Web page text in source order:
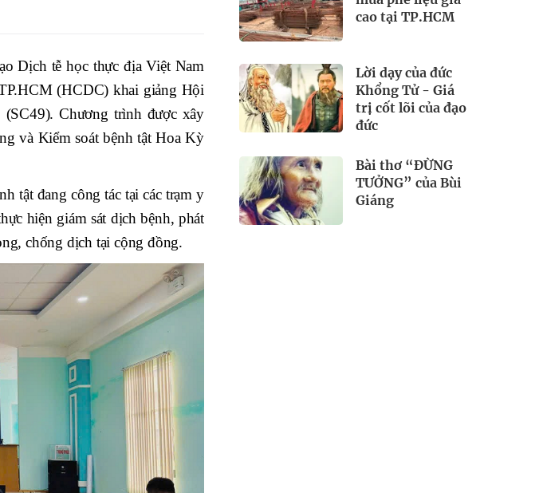
Dịch tễ học thực địa Việt Nam
(HCDC) khai giảng Hội
Chương trình được xây
và Kiểm soát bệnh tật Hoa Kỳ
tật đang công tác tại các trạm y
hiện giám sát dịch bệnh, phát
chống dịch tại cộng đồng.
cao tại TP.HCM
Lời dạy của đức
Khổng Tử - Giá
trị cốt lõi của đạo
đức
Bài thơ “ĐỪNG
TƯỞNG” của Bùi
Giáng